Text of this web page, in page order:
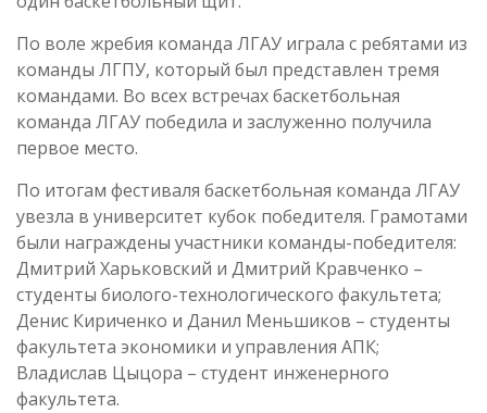
По воле жребия команда ЛГАУ играла с ребятами из
команды ЛГПУ, который был представлен тремя
командами. Во всех встречах баскетбольная
команда ЛГАУ победила и заслуженно получила
первое место.
По итогам фестиваля баскетбольная команда ЛГАУ
увезла в университет кубок победителя. Грамотами
были награждены участники команды-победителя:
Дмитрий Харьковский и Дмитрий Кравченко –
студенты биолого-технологического факультета;
Денис Кириченко и Данил Меньшиков – студенты
факультета экономики и управления АПК;
Владислав Цыцора – студент инженерного
факультета.